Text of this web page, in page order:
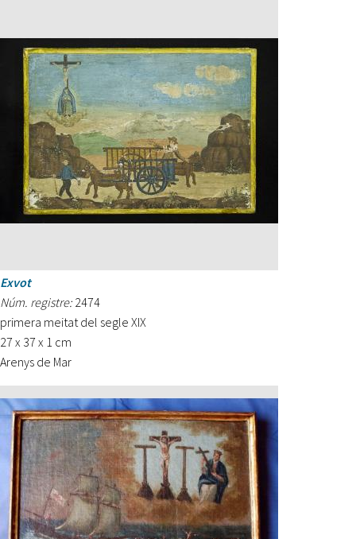
Exvot
Núm. registre: 2474
primera meitat del segle XIX
27 x 37 x 1 cm
Arenys de Mar